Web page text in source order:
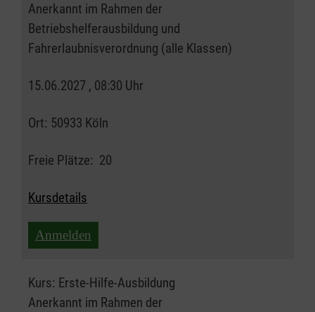
Anerkannt im Rahmen der
Betriebshelferausbildung und
Fahrerlaubnisverordnung (alle Klassen)
15.06.2027 , 08:30 Uhr
Ort: 50933 Köln
Freie Plätze: 20
Kursdetails
Anmelden
Kurs: Erste-Hilfe-Ausbildung
Anerkannt im Rahmen der